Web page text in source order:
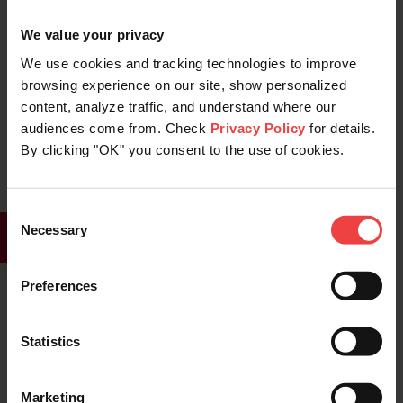
We value your privacy
We use cookies and tracking technologies to improve
browsing experience on our site, show personalized
content, analyze traffic, and understand where our
audiences come from. Check Privacy Policy for details.
By clicking "OK" you consent to the use of cookies.
Consent
Selection
Necessary
Preferences
Statistics
Marketing
sobre seguridad de correo electrónico e
internet. A continuación podrás encontrar
algunos artículos sobre ciberseguridad
recomendados por nosotros:
Cómo verificar y mejorar la reputación de
tu dominio
Las 8 amenazas más comunes para la
grandes corporaciones
cómo prevenirlas
una violación de datos?